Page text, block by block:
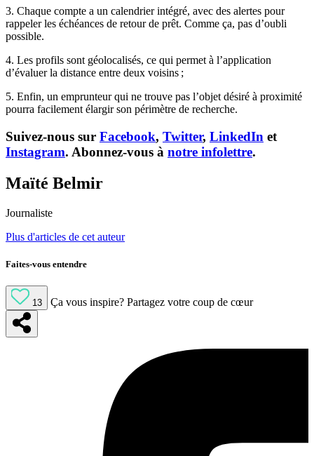
3. Chaque compte a un calendrier intégré, avec des alertes pour
rappeler les échéances de retour de prêt. Comme ça, pas d’oubli
possible.
4. Les profils sont géolocalisés, ce qui permet à l’application
d’évaluer la distance entre deux voisins ;
5. Enfin, un emprunteur qui ne trouve pas l’objet désiré à proximité
pourra facilement élargir son périmètre de recherche.
Suivez-nous sur Facebook, Twitter, LinkedIn et
Instagram. Abonnez-vous à notre infolettre.
Maïté Belmir
Journaliste
Plus d'articles de cet auteur
Faites-vous entendre
13 Ça vous inspire? Partagez votre coup de cœur